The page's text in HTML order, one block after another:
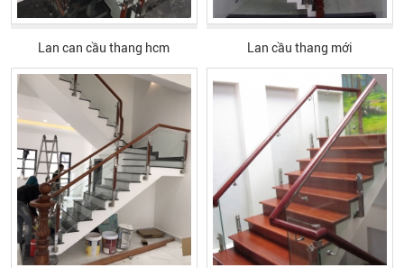
Lan can cầu thang hcm Lan cầu thang mới